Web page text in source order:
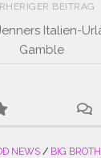
BEITRAG
Italien-
Gamble
NEWS / BIG